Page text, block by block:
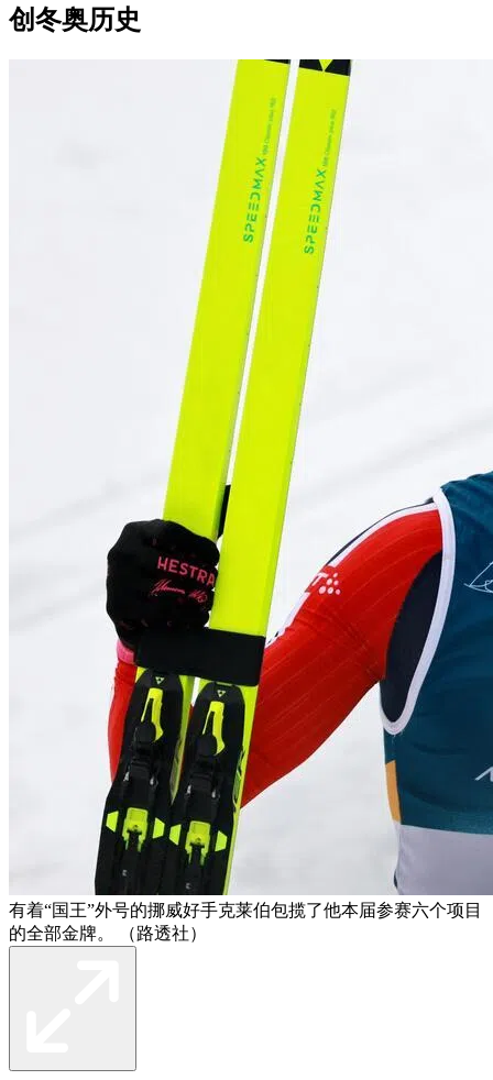
创冬奥历史
有着“国王”外号的挪威好手克莱伯包揽了他本届参赛六个项目
的全部金牌。 （路透社）